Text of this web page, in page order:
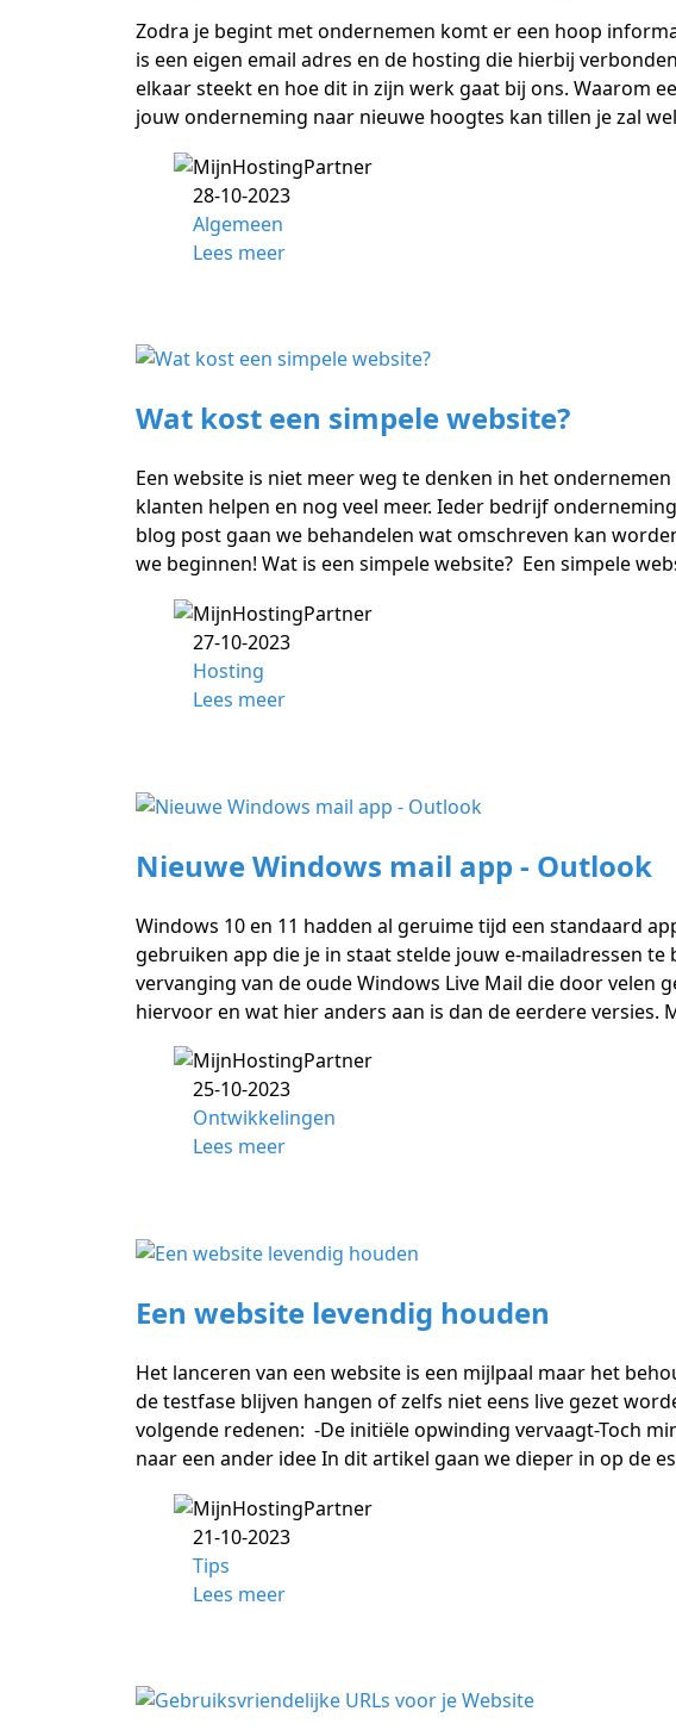
Zodra je begint met ondernemen komt er een hoop
is een eigen email adres en de hosting die hierbij
elkaar steekt en hoe dit in zijn werk gaat bij ons. Waarom
jouw onderneming naar nieuwe hoogtes kan tillen je zal
28-10-2023
Algemeen
Lees meer
Wat kost een simpele website?
Een website is niet meer weg te denken in het
klanten helpen en nog veel meer. Ieder bedrijf
blog post gaan we behandelen wat omschreven kan
we beginnen! Wat is een simpele website? Een simpele
27-10-2023
Hosting
Lees meer
Nieuwe Windows mail app - Outlook
Windows 10 en 11 hadden al geruime tijd een standaard
gebruiken app die je in staat stelde jouw e-mailadressen
vervanging van de oude Windows Live Mail die door
hiervoor en wat hier anders aan is dan de eerdere versies.
25-10-2023
Ontwikkelingen
Lees meer
Een website levendig houden
Het lanceren van een website is een mijlpaal maar het
de testfase blijven hangen of zelfs niet eens live gezet
volgende redenen: -De initiële opwinding vervaagt-Toch
naar een ander idee In dit artikel gaan we dieper in op de
21-10-2023
Tips
Lees meer